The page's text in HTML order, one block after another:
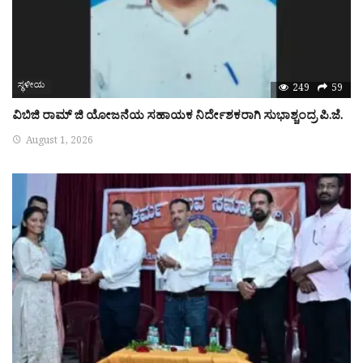
ಸ್ಥಳೀಯ 249 59
ವಿಬಿಜಿ ರಾಮ್ ಜಿ ಯೋಜನೆಯ ಸಹಾಯಕ ನಿರ್ದೇಶಕರಾಗಿ ಸುಭಾಶ್ಚಂದ್ರ ಪಿ.ಜೆ.
August 1, 2026